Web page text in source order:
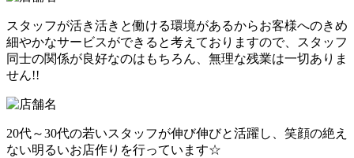
スタッフが活き活きと働ける環境があるからお客様へのきめ
細やかなサービスができると考えておりますので、スタッフ
同士の関係が良好なのはもちろん、無理な残業は一切ありま
せん!!
20代～30代の若いスタッフが伸び伸びと活躍し、笑顔の絶え
ない明るいお店作りを行っています☆